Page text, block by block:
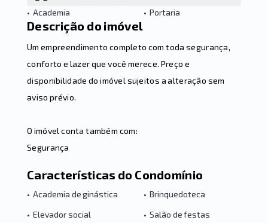
• Academia • Portaria
Descrição do imóvel
Um empreendimento completo com toda segurança,
conforto e lazer que você merece. Preço e
disponibilidade do imóvel sujeitos a alteração sem
aviso prévio.
O imóvel conta também com:
Segurança
Características do Condomínio
• Academia de ginástica • Brinquedoteca
• Elevador social • Salão de festas